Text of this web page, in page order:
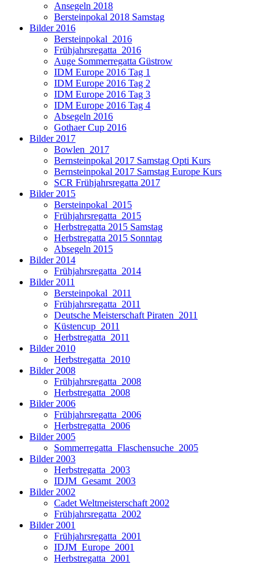
Ansegeln 2018
Bersteinpokal 2018 Samstag
Bilder 2016
Bersteinpokal_2016
Frühjahrsregatta_2016
Auge Sommerregatta Güstrow
IDM Europe 2016 Tag 1
IDM Europe 2016 Tag 2
IDM Europe 2016 Tag 3
IDM Europe 2016 Tag 4
Absegeln 2016
Gothaer Cup 2016
Bilder 2017
Bowlen_2017
Bernsteinpokal 2017 Samstag Opti Kurs
Bernsteinpokal 2017 Samstag Europe Kurs
SCR Frühjahrsregatta 2017
Bilder 2015
Bersteinpokal_2015
Frühjahrsregatta_2015
Herbstregatta 2015 Samstag
Herbstregatta 2015 Sonntag
Absegeln 2015
Bilder 2014
Frühjahrsregatta_2014
Bilder 2011
Bersteinpokal_2011
Frühjahrsregatta_2011
Deutsche Meisterschaft Piraten_2011
Küstencup_2011
Herbstregatta_2011
Bilder 2010
Herbstregatta_2010
Bilder 2008
Frühjahrsregatta_2008
Herbstregatta_2008
Bilder 2006
Frühjahrsregatta_2006
Herbstregatta_2006
Bilder 2005
Sommerregatta_Flaschensuche_2005
Bilder 2003
Herbstregatta_2003
IDJM_Gesamt_2003
Bilder 2002
Cadet Weltmeisterschaft 2002
Frühjahrsregatta_2002
Bilder 2001
Frühjahrsregatta_2001
IDJM_Europe_2001
Herbstregatta_2001